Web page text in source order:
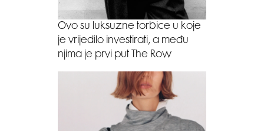
Ovo su luksuzne torbice u koje
je vrijedilo investirati, a među
njima je prvi put The Row